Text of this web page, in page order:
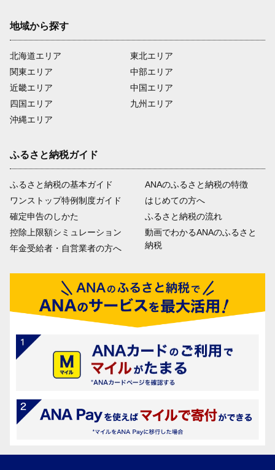
地域から探す
北海道エリア
関東エリア
近畿エリア
四国エリア
沖縄エリア
東北エリア
中部エリア
中国エリア
九州エリア
ふるさと納税ガイド
ふるさと納税の基本ガイド
ワンストップ特例制度ガイド
確定申告のしかた
控除上限額シミュレーション
年金受給者・自営業者の方へ
ANAのふるさと納税の特徴
はじめての方へ
ふるさと納税の流れ
動画でわかるANAのふるさと
納税